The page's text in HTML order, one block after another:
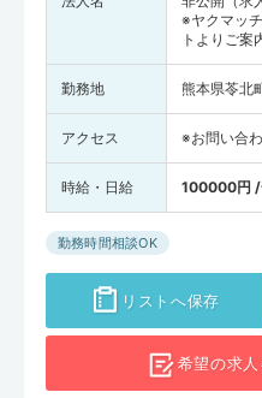
※ヤクマッ
トよりご案
勤務地 熊本県苓北
アクセス ※お問い合
時給・日給 100000円 /
勤務時間相談OK
リストへ保存
希望の求人